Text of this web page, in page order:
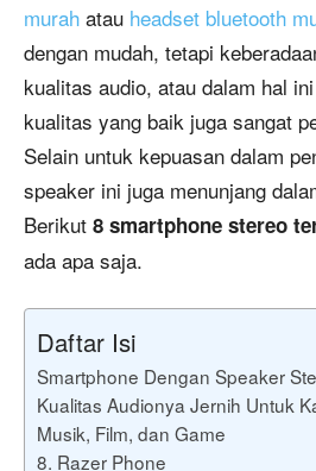
murah atau headset bluetooth
dengan mudah, tetapi
kualitas audio, atau dalam hal
kualitas yang baik juga sangat
Selain untuk kepuasan dalam
speaker ini juga menunjang
Berikut 8 smartphone stereo
ada apa saja.
Daftar Isi
Smartphone Dengan Speaker
Kualitas Audionya Jernih Untuk
Musik, Film, dan Game
8. Razer Phone